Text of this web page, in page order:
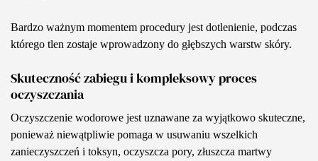
Bardzo ważnym momentem procedury jest dotlenienie, podczas
którego tlen zostaje wprowadzony do głębszych warstw skóry.
Skuteczność zabiegu i kompleksowy proces
oczyszczania
Oczyszczenie wodorowe jest uznawane za wyjątkowo skuteczne,
ponieważ niewątpliwie pomaga w usuwaniu wszelkich
zanieczyszczeń i toksyn, oczyszcza pory, złuszcza martwy